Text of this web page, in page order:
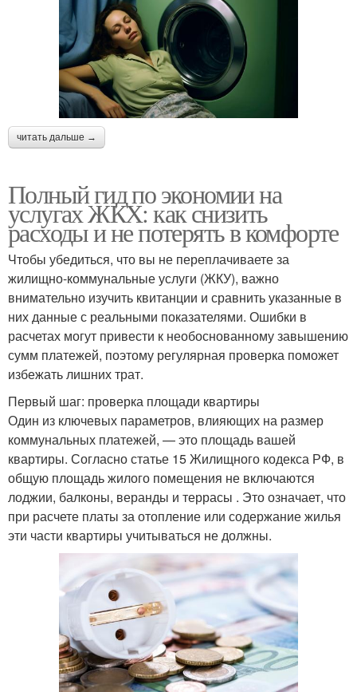
читать дальше →
Полный гид по экономии на
услугах ЖКХ: как снизить
расходы и не потерять в комфорте
Чтобы убедиться, что вы не переплачиваете за
жилищно-коммунальные услуги (ЖКУ), важно
внимательно изучить квитанции и сравнить указанные в
них данные с реальными показателями. Ошибки в
расчетах могут привести к необоснованному завышению
сумм платежей, поэтому регулярная проверка поможет
избежать лишних трат.
Первый шаг: проверка площади квартиры
Один из ключевых параметров, влияющих на размер
коммунальных платежей, — это площадь вашей
квартиры. Согласно статье 15 Жилищного кодекса РФ, в
общую площадь жилого помещения не включаются
лоджии, балконы, веранды и террасы . Это означает, что
при расчете платы за отопление или содержание жилья
эти части квартиры учитываться не должны.